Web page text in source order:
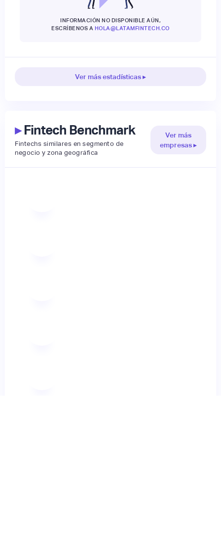
INFORMACIÓN NO DISPONIBLE AÚN,
ESCRÍBENOS A HOLA@LATAMFINTECH.CO
Ver más estadísticas ▸
▸Fintech Benchmark
Fintechs similares en segmento de
negocio y zona geográfica
Ver más
empresas ▸